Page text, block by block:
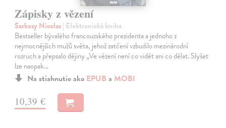
Zápisky z vězení
Sarkozy Nicolas| Elektronická kniha
Bestseller bývalého francouzského prezidenta a jednoho z
nejmocnějších mužů světa, jehož zatčení vzbudilo mezinárodní
rozruch a přepsalo dějiny „Ve vězení není co vidět ani co dělat. Slyšet
lze naopak…
Na stiahnutie ako EPUB a MOBI
10,39 €